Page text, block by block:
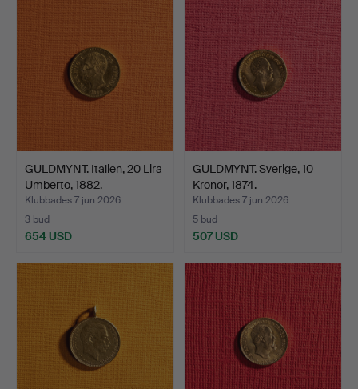
GULDMYNT. Italien, 20 Lira
Umberto, 1882.
Klubbades 7 jun 2026
3 bud
654 USD
GULDMYNT. Sverige, 10
Kronor, 1874.
Klubbades 7 jun 2026
5 bud
507 USD